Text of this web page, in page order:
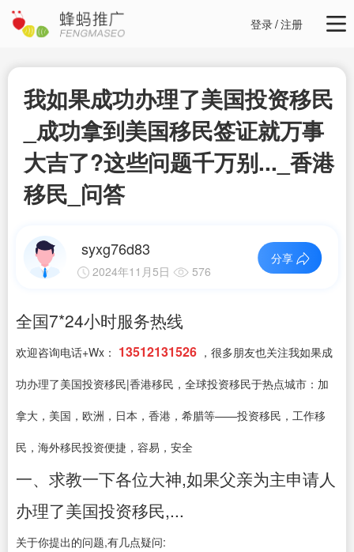
登录/注册
我如果成功办理了美国投资移民
_成功拿到美国移民签证就万事
大吉了?这些问题千万别..._香港
移民_问答
syxg76d83
2024年11月5日 576
分享
全国7*24小时服务热线
欢迎咨询电话+Wx： 13512131526 ，很多朋友也关注我如果成
功办理了美国投资移民|香港移民，全球投资移民于热点城市：加
拿大，美国，欧洲，日本，香港，希腊等——投资移民，工作移
民，海外移民投资便捷，容易，安全
一、求教一下各位大神,如果父亲为主申请人
办理了美国投资移民,...
关于你提出的问题,有几点疑问: